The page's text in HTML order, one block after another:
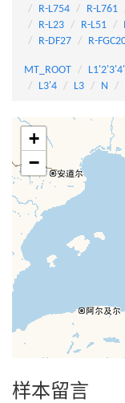
R-L754
R-L761
R-L23
R-L51
R-DF27
R-
MT_ROOT
L3'4
L3 N
+
−
样本留言